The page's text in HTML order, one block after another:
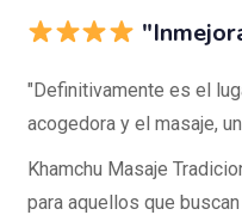
"Definitivamente es el
acogedora y el masaje,
Khamchu Masaje
para aquellos que